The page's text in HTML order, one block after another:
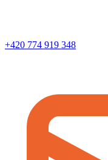
+420 774 919 348